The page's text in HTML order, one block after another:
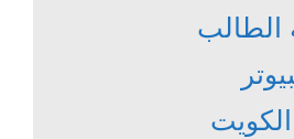
الطالب